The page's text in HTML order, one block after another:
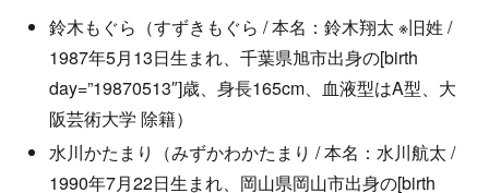
鈴木もぐら（すずきもぐら / 本名：鈴木翔太 ※旧姓 /
1987年5月13日生まれ、千葉県旭市出身の[birth
day=”19870513″]歳、身長165cm、血液型はA型、大
阪芸術大学 除籍）
水川かたまり（みずかわかたまり / 本名：水川航太 /
1990年7月22日生まれ、岡山県岡山市出身の[birth